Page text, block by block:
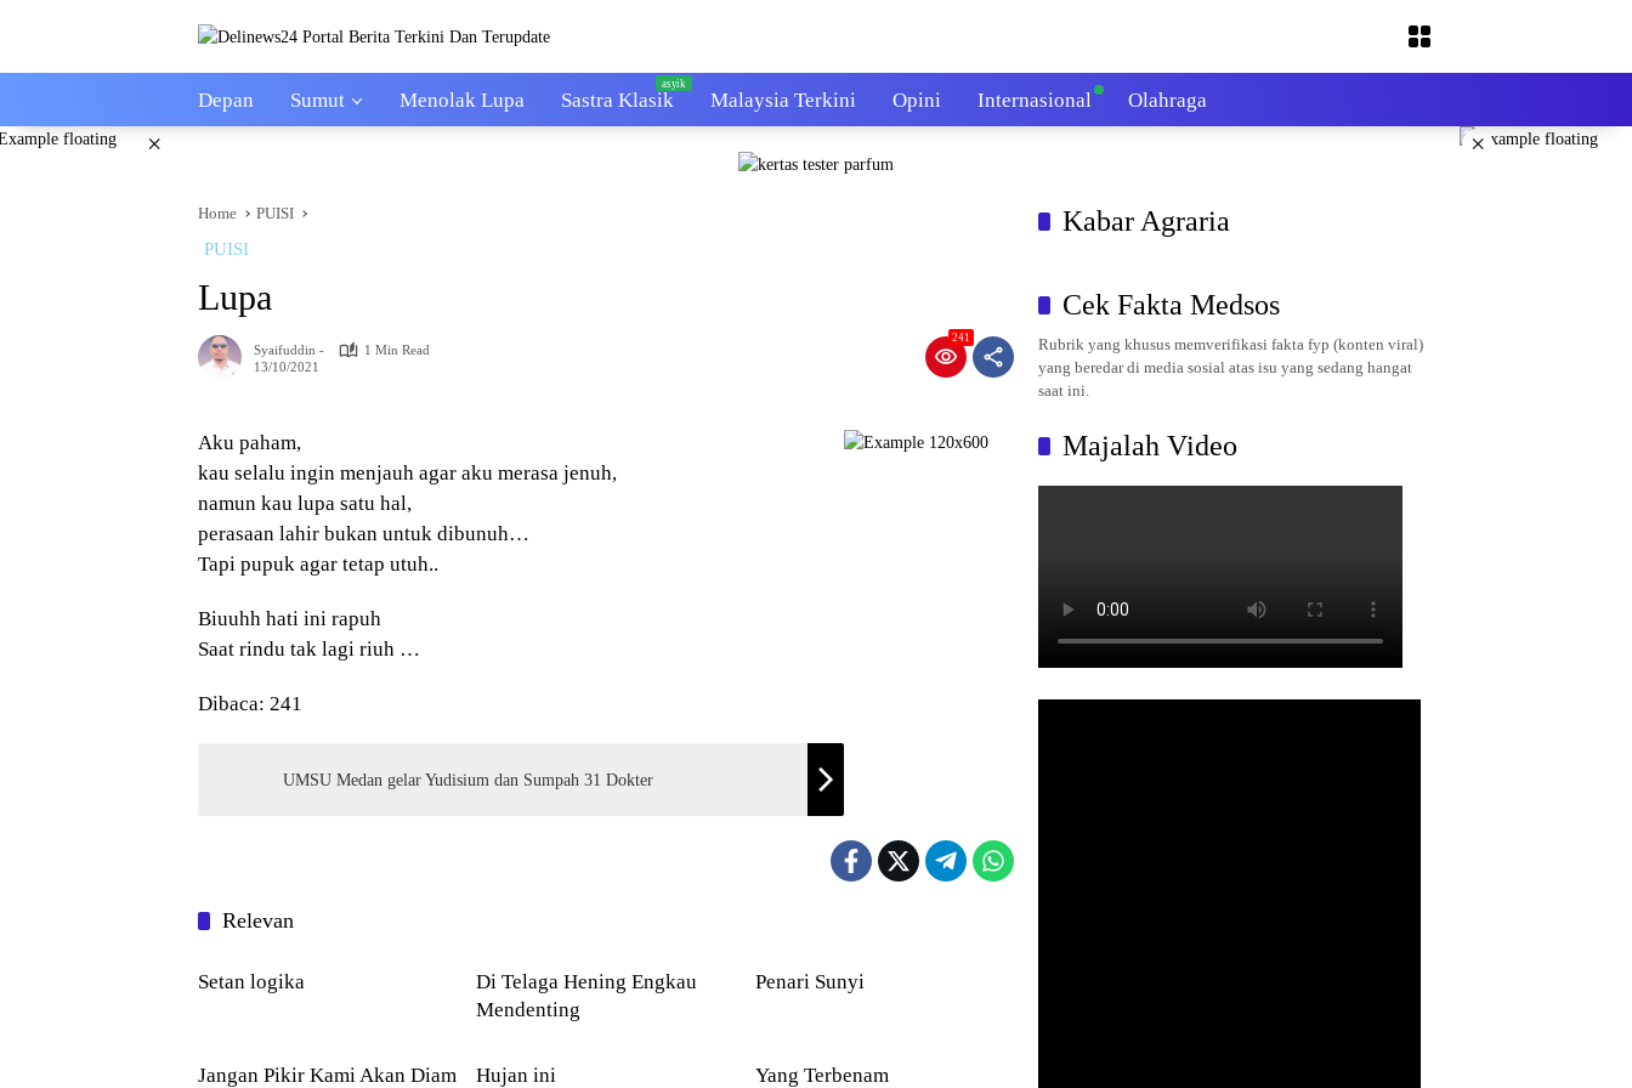
Depan Sumut Menolak Lupa Sastra Klasik Malaysia Terkini Opini Internasional Olahraga
× ×
Home PUISI
PUISI
Lupa
Syaifuddin -
1 Min Read
13/10/2021
241
Aku paham,
kau selalu ingin menjauh agar aku merasa jenuh,
namun kau lupa satu hal,
perasaan lahir bukan untuk dibunuh…
Tapi pupuk agar tetap utuh..
Biuuhh hati ini rapuh
Saat rindu tak lagi riuh …
Dibaca: 241
UMSU Medan gelar Yudisium dan Sumpah 31 Dokter
Relevan
PUISI
Setan logika
Di Telaga Hening Engkau
Mendenting
Penari Sunyi
Jangan Pikir Kami Akan Diam Hujan ini Yang Terbenam
Kabar Agraria
Cek Fakta Medsos
Rubrik yang khusus memverifikasi fakta fyp (konten viral)
yang beredar di media sosial atas isu yang sedang hangat
saat ini.
Majalah Video